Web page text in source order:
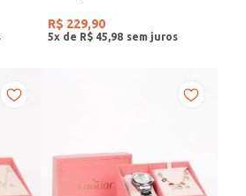
R$ 229,90
5x de R$ 45 98